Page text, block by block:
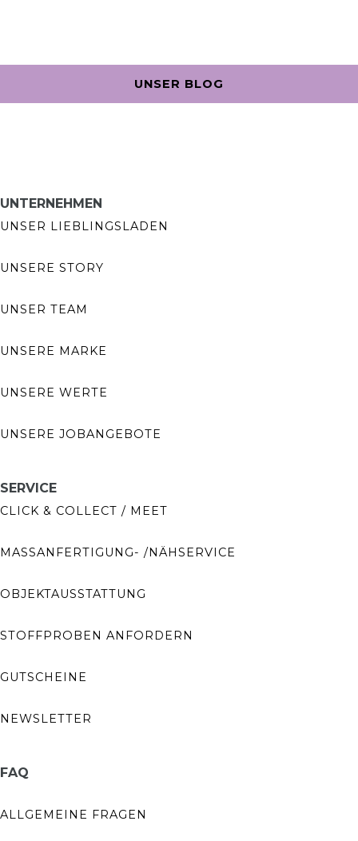
UNSER BLOG
UNTERNEHMEN
UNSER LIEBLINGSLADEN
UNSERE STORY
UNSER TEAM
UNSERE MARKE
UNSERE WERTE
UNSERE JOBANGEBOTE
SERVICE
CLICK & COLLECT / MEET
MASSANFERTIGUNG- /NÄHSERVICE
OBJEKTAUSSTATTUNG
STOFFPROBEN ANFORDERN
GUTSCHEINE
NEWSLETTER
FAQ
ALLGEMEINE FRAGEN